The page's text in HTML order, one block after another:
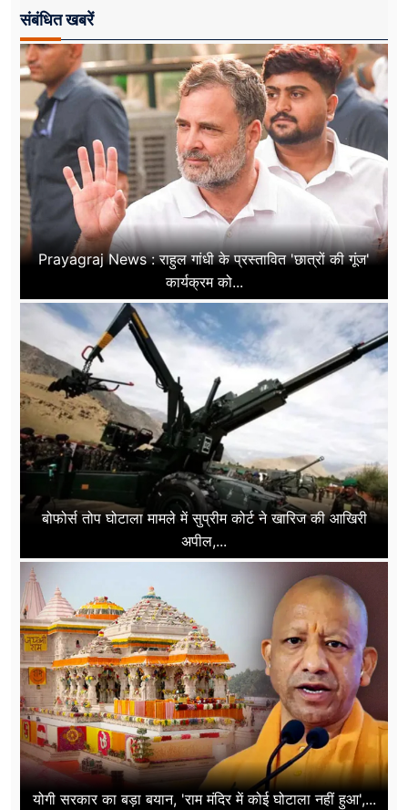
संबंधित खबरें
Prayagraj News : राहुल गांधी के प्रस्तावित 'छात्रों की गूंज'
कार्यक्रम को...
बोफोर्स तोप घोटाला मामले में सुप्रीम कोर्ट ने खारिज की आखिरी
अपील,...
योगी सरकार का बड़ा बयान, 'राम मंदिर में कोई घोटाला नहीं हुआ',...